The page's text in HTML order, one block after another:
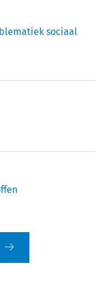
sociaal